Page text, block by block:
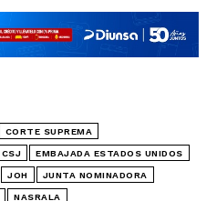
CORTE SUPREMA
CSJ EMBAJADA ESTADOS UNIDOS
JOH JUNTA NOMINADORA
NASRALA